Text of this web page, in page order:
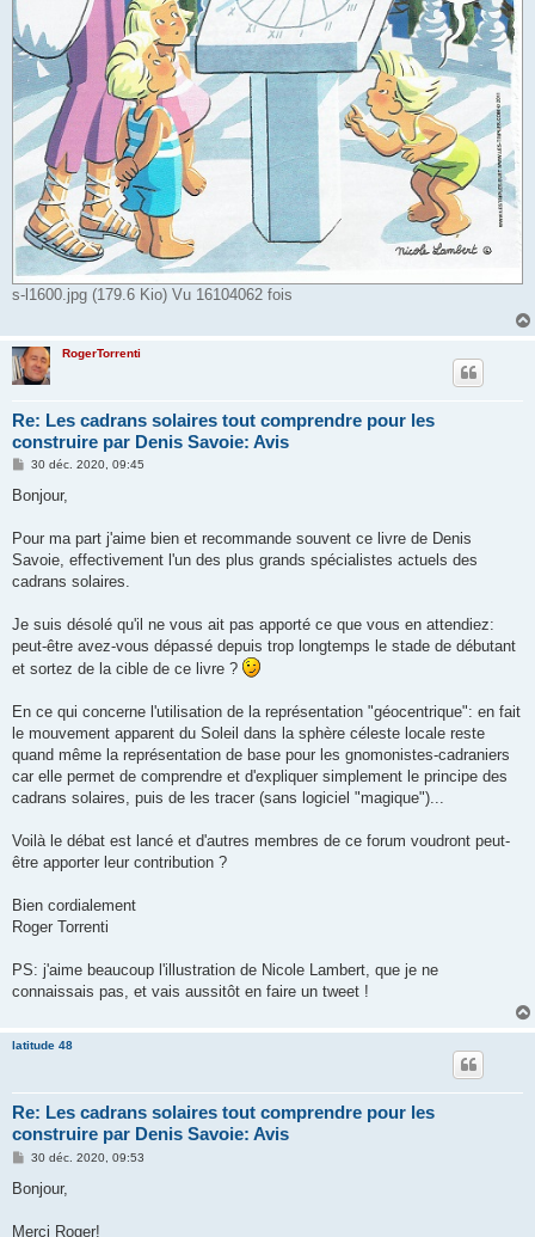
s-l1600.jpg (179.6 Kio) Vu 16104062 fois
RogerTorrenti
Re: Les cadrans solaires tout comprendre pour les
construire par Denis Savoie: Avis
M
s
g
30 déc. 2020, 09:45
Bonjour,
Pour ma part j'aime bien et recommande souvent ce livre de Denis
Savoie, effectivement l'un des plus grands spécialistes actuels des
cadrans solaires.
Je suis désolé qu'il ne vous ait pas apporté ce que vous en attendiez:
peut-être avez-vous dépassé depuis trop longtemps le stade de débutant
et sortez de la cible de ce livre ?
En ce qui concerne l'utilisation de la représentation "géocentrique": en fait
le mouvement apparent du Soleil dans la sphère céleste locale reste
quand même la représentation de base pour les gnomonistes-cadraniers
car elle permet de comprendre et d'expliquer simplement le principe des
cadrans solaires, puis de les tracer (sans logiciel "magique")...
Voilà le débat est lancé et d'autres membres de ce forum voudront peut-
être apporter leur contribution ?
Bien cordialement
Roger Torrenti
PS: j'aime beaucoup l'illustration de Nicole Lambert, que je ne
connaissais pas, et vais aussitôt en faire un tweet !
latitude 48
Re: Les cadrans solaires tout comprendre pour les
construire par Denis Savoie: Avis
M
s
g
30 déc. 2020, 09:53
Bonjour,
Merci Roger!